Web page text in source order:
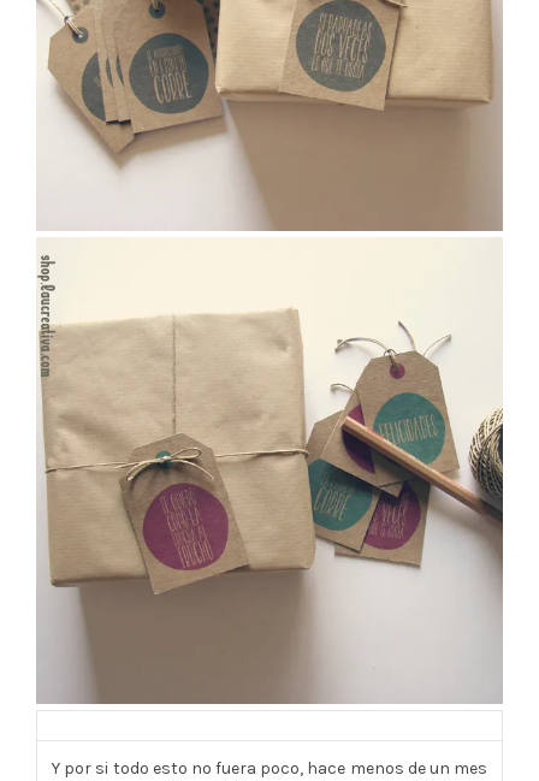
Y por si todo esto no fuera poco, hace menos de un mes